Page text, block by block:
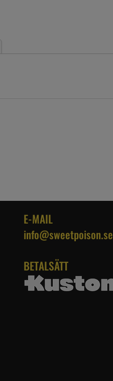
E-MAIL
info@sweetpoison.se
BETALSÄTT